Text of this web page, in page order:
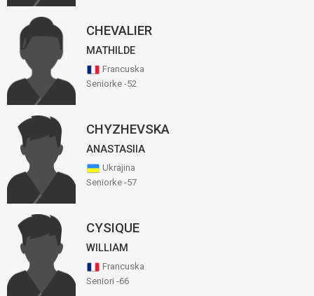
CHEVALIER
MATHILDE
Francuska
Seniorke -52
CHYZHEVSKA
ANASTASIIA
Ukrajina
Seniorke -57
CYSIQUE
WILLIAM
Francuska
Seniori -66